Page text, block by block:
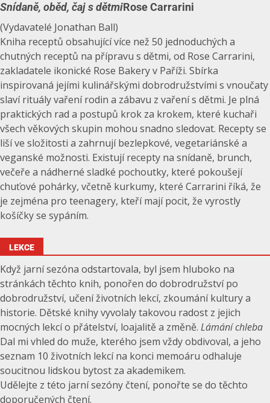
Snídaně, oběd, čaj s dětmiRose Carrarini
(Vydavatelé Jonathan Ball)
Kniha receptů obsahující více než 50 jednoduchých a
chutných receptů na přípravu s dětmi, od Rose Carrarini,
zakladatele ikonické Rose Bakery v Paříži. Sbírka
inspirovaná jejími kulinářskými dobrodružstvími s vnoučaty
slaví rituály vaření rodin a zábavu z vaření s dětmi. Je plná
praktických rad a postupů krok za krokem, které kuchaři
všech věkových skupin mohou snadno sledovat. Recepty se
liší ve složitosti a zahrnují bezlepkové, vegetariánské a
veganské možnosti. Existují recepty na snídaně, brunch,
večeře a nádherné sladké pochoutky, které pokoušejí
chuťové pohárky, včetně kurkumy, které Carrarini říká, že
je zejména pro teenagery, kteří mají pocit, že vyrostly
košíčky se sypáním.
LEKCE
Když jarní sezóna odstartovala, byl jsem hluboko na
stránkách těchto knih, ponořen do dobrodružství po
dobrodružství, učení životních lekcí, zkoumání kultury a
historie. Dětské knihy vyvolaly takovou radost z jejich
mocných lekcí o přátelství, loajalitě a změně. Lámání chleba
Dal mi vhled do muže, kterého jsem vždy obdivoval, a jeho
seznam 10 životních lekcí na konci memoáru odhaluje
soucitnou lidskou bytost za akademikem.
Udělejte z této jarní sezóny čtení, ponořte se do těchto
doporučených čtení.